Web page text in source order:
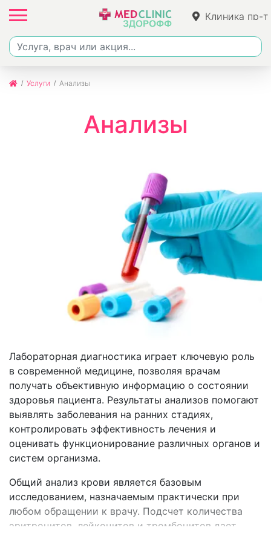
Клиника пр-т
51
Услуги Анализы
Анализы
Лабораторная диагностика играет ключевую роль
в современной медицине, позволяя врачам
получать объективную информацию о состоянии
здоровья пациента. Результаты анализов помогают
выявлять заболевания на ранних стадиях,
контролировать эффективность лечения и
оценивать функционирование различных органов и
систем организма.
Общий анализ крови является базовым
исследованием, назначаемым практически при
любом обращении к врачу. Подсчет количества
эритроцитов, лейкоцитов и тромбоцитов дает